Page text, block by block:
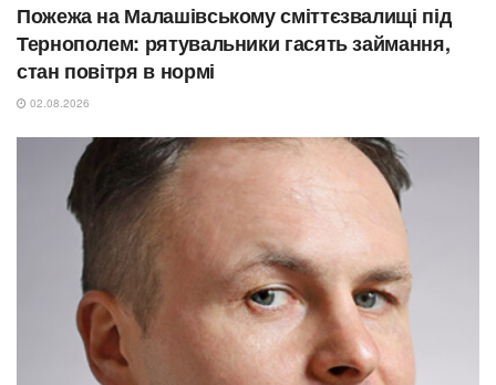
Пожежа на Малашівському сміттєзвалищі під
Тернополем: рятувальники гасять займання,
стан повітря в нормі
02.08.2026